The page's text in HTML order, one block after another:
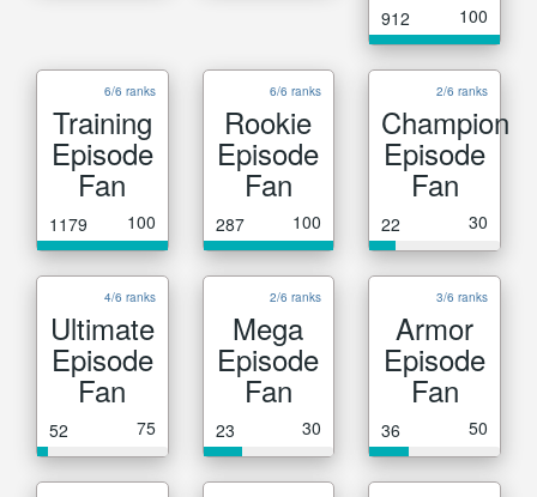
912 100
6/6 ranks
Training
Episode
Fan
1179 100
6/6 ranks
Rookie
Episode
Fan
287 100
2/6 ranks
Champion
Episode
Fan
22 30
4/6 ranks
Ultimate
Episode
Fan
52 75
2/6 ranks
Mega
Episode
Fan
23 30
3/6 ranks
Armor
Episode
Fan
36 50